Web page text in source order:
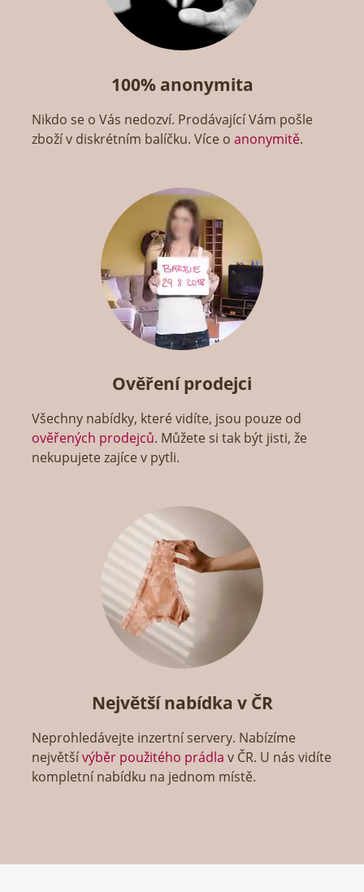
100% anonymita
Nikdo se o Vás nedozví. Prodávající Vám pošle
zboží v diskrétním balíčku. Více oanonymitě.
Ověření prodejci
Všechny nabídky, které vidíte, jsou pouze od
ověřených prodejců. Můžete si tak být jisti, že
nekupujete zajíce v pytli.
Největší nabídka v ČR
Neprohledávejte inzertní servery. Nabízíme
největšívýběr použitého prádla v ČR. U nás vidíte
kompletní nabídku na jednom místě.